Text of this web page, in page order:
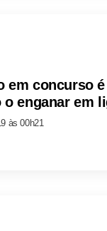
em concurso
o enganar em
às 00h21